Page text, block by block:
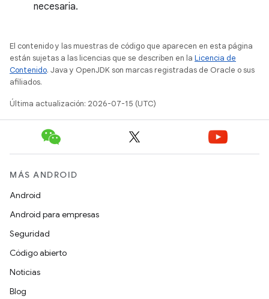
necesaria.
El contenido y las muestras de código que aparecen en esta página
están sujetas a las licencias que se describen en la Licencia de
Contenido. Java y OpenJDK son marcas registradas de Oracle o sus
afiliados.
Última actualización: 2026-07-15 (UTC)
MÁS ANDROID
Android
Android para empresas
Seguridad
Código abierto
Noticias
Blog